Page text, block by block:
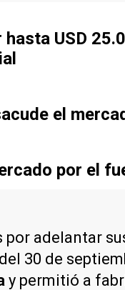
USD
el
por el
por adelantar
30 de
y permitió a